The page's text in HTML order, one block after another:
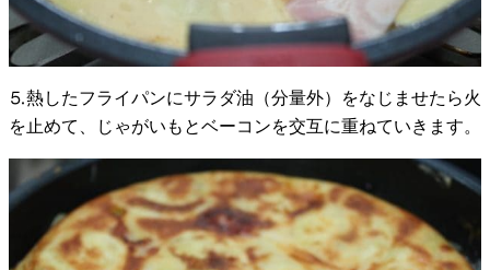
⒌熱したフライパンにサラダ油（分量外）をなじませたら火
を止めて、じゃがいもとベーコンを交互に重ねていきます。